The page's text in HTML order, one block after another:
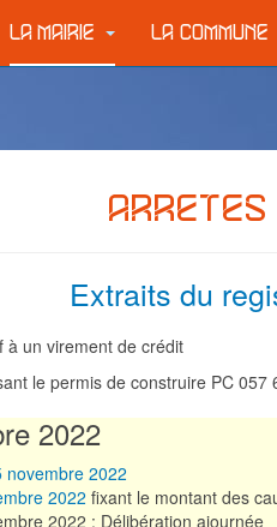
LA MAIRIE LA COMMUNE
Extraits du
à un virement de crédit
le permis de construire PC 057
2022
novembre 2022
2022 fixant le montant des
2022 : Délibération ajournée